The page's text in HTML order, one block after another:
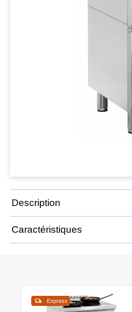
Description
Caractéristiques
Express